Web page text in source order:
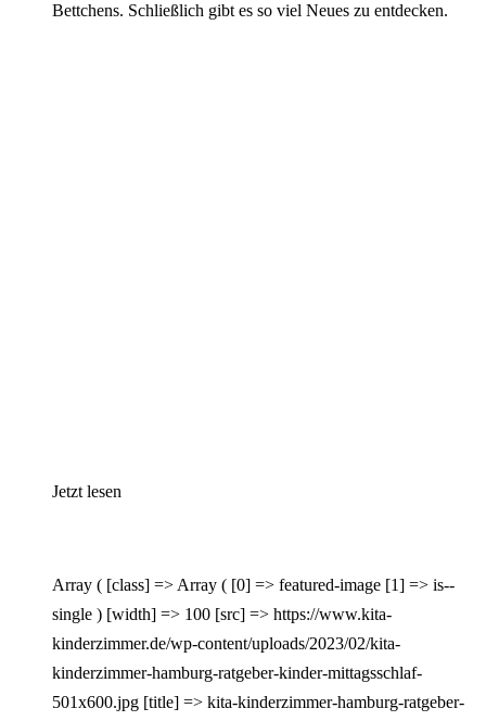
Bettchens. Schließlich gibt es so viel Neues zu entdecken.
Jetzt lesen
Array ( [class] => Array ( [0] => featured-image [1] => is--
single ) [width] => 100 [src] => https://www.kita-
kinderzimmer.de/wp-content/uploads/2023/02/kita-
kinderzimmer-hamburg-ratgeber-kinder-mittagsschlaf-
501x600.jpg [title] => kita-kinderzimmer-hamburg-ratgeber-